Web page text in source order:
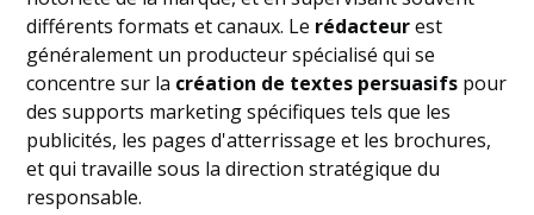
différents formats et canaux. Le rédacteurest
généralement un producteur spécialisé qui se
concentre sur la création de textes persuasifs pour
des supports marketing spécifiques tels que les
publicités, les pages d'atterrissage et les brochures,
et qui travaille sous la direction stratégique du
responsable.